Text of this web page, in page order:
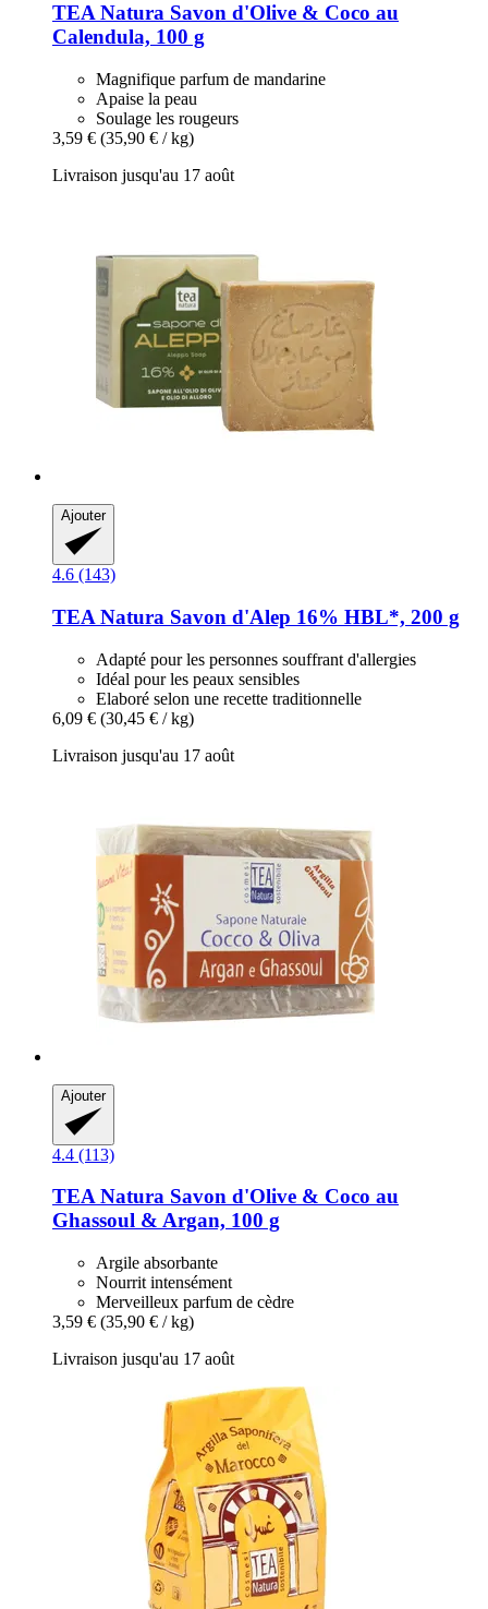
TEA Natura Savon d'Olive & Coco au
Calendula, 100 g
Magnifique parfum de mandarine
Apaise la peau
Soulage les rougeurs
3,59 € (35,90 € / kg)
Livraison jusqu'au 17 août
Ajouter
4.6 (143)
TEA Natura Savon d'Alep 16% HBL*, 200 g
Adapté pour les personnes souffrant d'allergies
Idéal pour les peaux sensibles
Elaboré selon une recette traditionnelle
6,09 € (30,45 € / kg)
Livraison jusqu'au 17 août
Ajouter
4.4 (113)
TEA Natura Savon d'Olive & Coco au
Ghassoul & Argan, 100 g
Argile absorbante
Nourrit intensément
Merveilleux parfum de cèdre
3,59 € (35,90 € / kg)
Livraison jusqu'au 17 août